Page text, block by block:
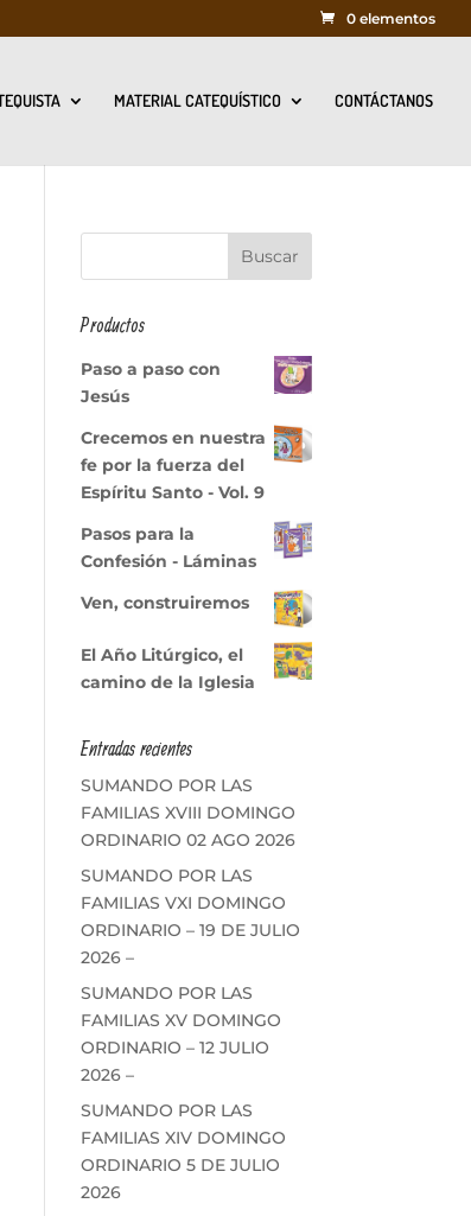
0 elementos
MATERIAL CATEQUÍSTICO CONTÁCTANOS
Productos
Paso a paso con
Jesús
Crecemos en nuestra
fe por la fuerza del
Espíritu Santo - Vol. 9
Pasos para la
Confesión - Láminas
Ven, construiremos
El Año Litúrgico, el
camino de la Iglesia
Entradas recientes
SUMANDO POR LAS
FAMILIAS XVIII DOMINGO
ORDINARIO 02 AGO 2026
SUMANDO POR LAS
FAMILIAS VXI DOMINGO
ORDINARIO – 19 DE JULIO
2026 –
SUMANDO POR LAS
FAMILIAS XV DOMINGO
ORDINARIO – 12 JULIO
2026 –
SUMANDO POR LAS
FAMILIAS XIV DOMINGO
ORDINARIO 5 DE JULIO
2026